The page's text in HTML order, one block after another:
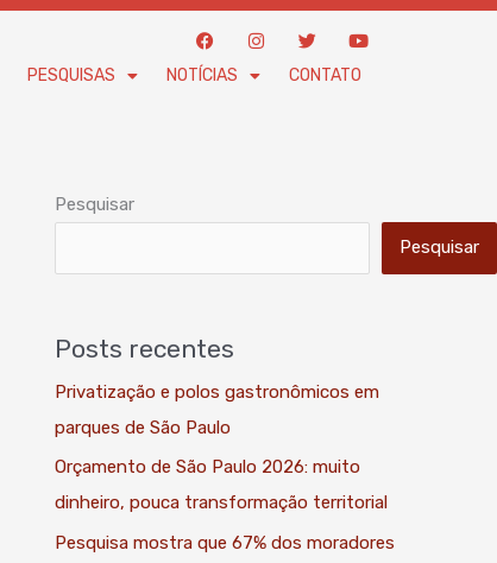
F
a
c
e
I
n
t
T
w
i
t
Y
o
u
t
PESQUISAS NOTÍCIAS CONTATO
Pesquisar
Pesquisar
Posts recentes
Privatização e polos gastronômicos em
parques de São Paulo
Orçamento de São Paulo 2026: muito
dinheiro, pouca transformação territorial
Pesquisa mostra que 67% dos moradores